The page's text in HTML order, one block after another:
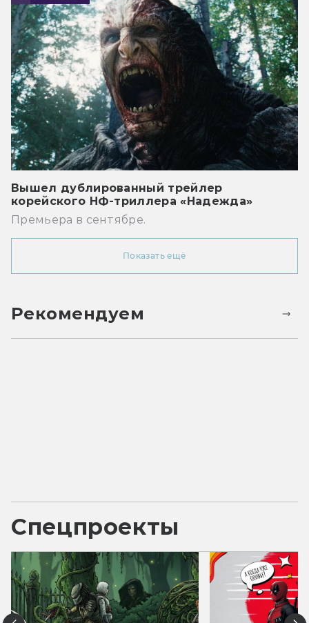
Вышел дублированный трейлер
корейского НФ-триллера «Надежда»
Премьера в сентябре.
Показать ещё
Рекомендуем
Спецпроекты